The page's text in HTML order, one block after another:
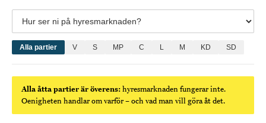
Alla partier V S MP C L M KD SD
Alla åtta partier är överens:hyresmarknaden fungerar inte.
Oenigheten handlar om varför – och vad man vill göra åt det.